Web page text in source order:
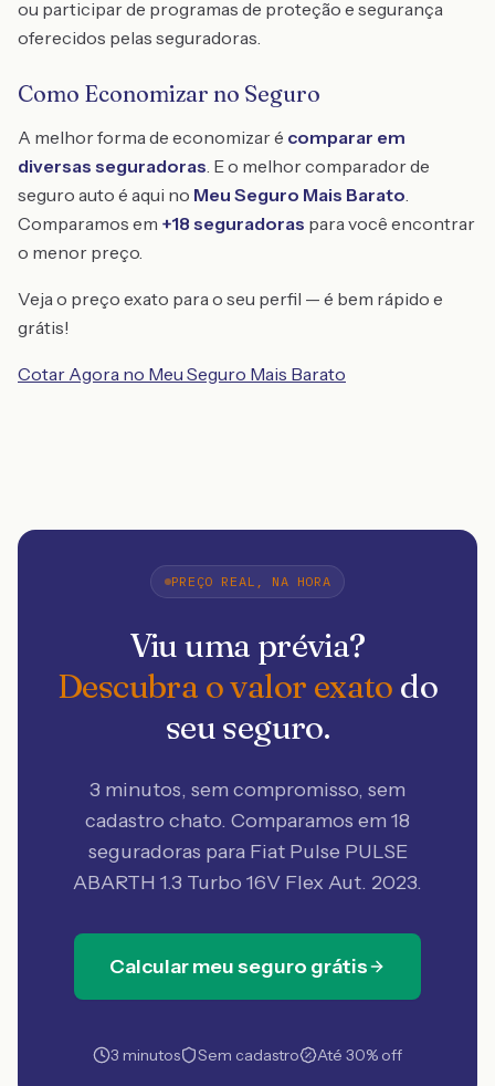
ou participar de programas de proteção e segurança
oferecidos pelas seguradoras.
Como Economizar no Seguro
A melhor forma de economizar é comparar em
diversas seguradoras. E o melhor comparador de
seguro auto é aqui no Meu Seguro Mais Barato.
Comparamos em +18 seguradoras para você encontrar
o menor preço.
Veja o preço exato para o seu perfil — é bem rápido e
grátis!
Cotar Agora no Meu Seguro Mais Barato
PREÇO REAL, NA HORA
Viu uma prévia?
Descubra o valor exato do
seu seguro.
3 minutos, sem compromisso, sem
cadastro chato. Comparamos em 18
seguradoras para Fiat Pulse PULSE
ABARTH 1.3 Turbo 16V Flex Aut. 2023.
Calcular meu seguro grátis
3 minutos Sem cadastro Até 30% off